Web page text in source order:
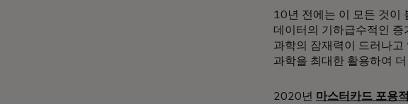
10년 전에는 이 모든 것이
데이터의 기하급수적인
과학의 잠재력이 드러나고
과학을 최대한 활용하여
2020년 마스터카드 포용